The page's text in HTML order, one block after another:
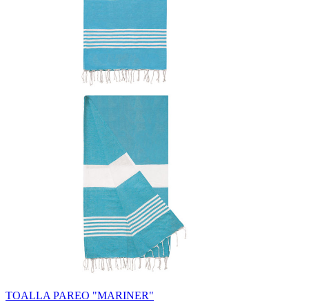
TOALLA PAREO "MARINER"